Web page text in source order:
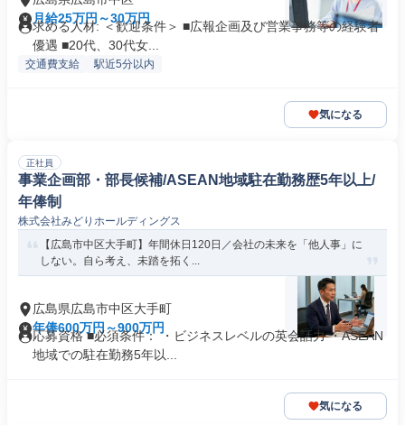
月給25万円～30万円
求める人材: ＜歓迎条件＞ ■広報企画及び営業事務等の経験者
優遇 ■20代、30代女...
交通費支給 駅近5分以内
気になる
正社員
事業企画部・部長候補/ASEAN地域駐在勤務歴5年以上/
年俸制
株式会社みどりホールディングス
【広島市中区大手町】年間休日120日／会社の未来を「他人事」に
しない。自ら考え、未踏を拓く...
広島県広島市中区大手町
年俸600万円～900万円
応募資格 ■必須条件： ・ビジネスレベルの英会話力 ・ASEAN
地域での駐在勤務5年以...
気になる